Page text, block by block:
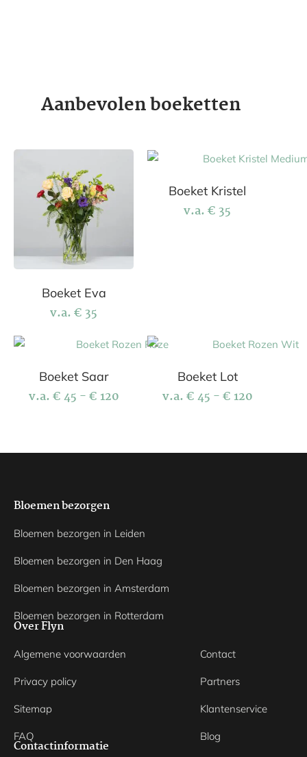
Aanbevolen boeketten
Boeket Eva
v.a.€35
Boeket Kristel
v.a.€35
Boeket Saar
v.a.€45 -€ 120
Boeket Lot
v.a.€45 -€ 120
Bloemen bezorgen
Bloemen bezorgen in Leiden
Bloemen bezorgen in Den Haag
Bloemen bezorgen in Amsterdam
Bloemen bezorgen in Rotterdam
Over Flyn
Algemene voorwaarden
Privacy policy
Sitemap
FAQ
Contact
Partners
Klantenservice
Blog
Contactinformatie